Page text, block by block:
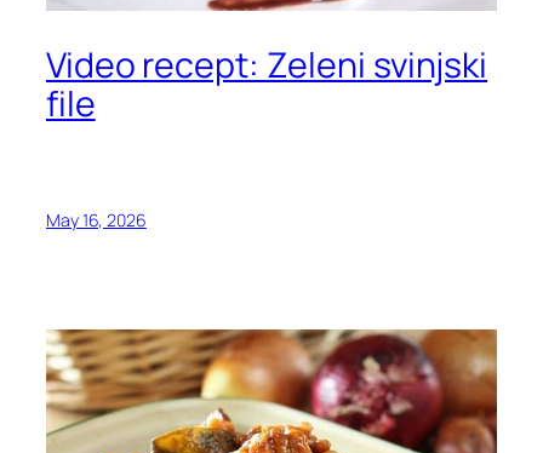
Video recept: Zeleni svinjski
file
May 16, 2026